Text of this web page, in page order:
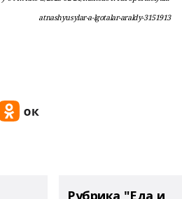
atnashyusylar-a-lgotalar-araldy-3151913
Рубрика "Еда и